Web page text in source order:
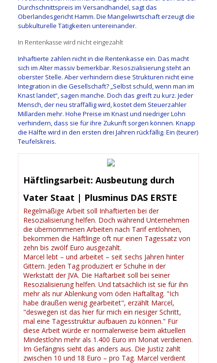
Durchschnittspreis im Versandhandel, sagt das
Oberlandesgericht Hamm. Die Mangeliwirtschaft erzeugt die
subkulturelle Tätigkeiten untereinander.
In Rentenkasse wird nicht eingezahlt
Inhaftierte zahlen nicht in die Rentenkasse ein. Das macht
sich im Alter massiv bemerkbar. Resoszialisierung steht an
oberster Stelle. Aber verhindern diese Strukturen nicht eine
Integration in die Gesellschaft? „Selbst schuld, wenn man im
Knast landet“, sagen manche. Doch das greift zu kurz. Jeder
Mensch, der neu straffällig wird, kostet dem Steuerzahler
Millarden mehr. Hohe Preise im Knast und niedriger Lohn
verhindern, dass sie für ihre Zukunft sorgen können. Knapp
die Hälfte wird in den ersten drei Jahren rückfällig. Ein (teurer)
Teufelskreis.
Häftlingsarbeit: Ausbeutung durch
Vater Staat | Plusminus DAS ERSTE
Regelmäßige Arbeit soll Inhaftierten bei der
Resozialisierung helfen. Doch während Unternehmen
die übernommenen Arbeiten nach Tarif entlohnen,
bekommen die Häftlinge oft nur einen Tagessatz von
zehn bis zwölf Euro ausgezahlt.
Marcel lebt – und arbeitet – seit sechs Jahren hinter
Gittern. Jeden Tag produziert er Schuhe in der
Werkstatt der JVA. Die Haftarbeit soll bei seiner
Resozialisierung helfen. Und tatsächlich ist sie für ihn
mehr als nur Ablenkung vom öden Haftalltag. "Ich
habe draußen wenig gearbeitet", erzählt Marcel,
"deswegen ist das hier für mich ein riesiger Schritt,
mal eine Tagesstruktur aufbauen zu können." Für
diese Arbeit würde er normalerweise beim aktuellen
Mindestlohn mehr als 1.400 Euro im Monat verdienen.
Im Gefängnis sieht das anders aus. Die Justiz zahlt
zwischen 10 und 18 Euro – pro Tag. Marcel verdient